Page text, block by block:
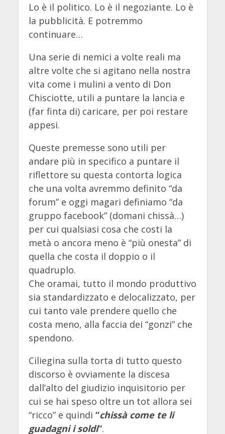
Lo è il politico. Lo è il negoziante. Lo è
la pubblicità. E potremmo
continuare…
Una serie di nemici a volte reali ma
altre volte che si agitano nella nostra
vita come i mulini a vento di Don
Chisciotte, utili a puntare la lancia e
(far finta di) caricare, per poi restare
appesi.
Queste premesse sono utili per
andare più in specifico a puntare il
riflettore su questa contorta logica
che una volta avremmo definito “da
forum” e oggi magari definiamo “da
gruppo facebook” (domani chissà…)
per cui qualsiasi cosa che costi la
metà o ancora meno è “più onesta” di
quella che costa il doppio o il
quadruplo.
Che oramai, tutto il mondo produttivo
sia standardizzato e delocalizzato, per
cui tanto vale prendere quello che
costa meno, alla faccia dei “gonzi” che
spendono.
Ciliegina sulla torta di tutto questo
discorso è ovviamente la discesa
dall’alto del giudizio inquisitorio per
cui se hai speso oltre un tot allora sei
“ricco” e quindi “chissà come te li
guadagni i soldi“.